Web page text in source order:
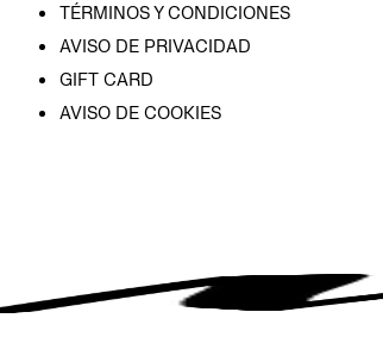
TÉRMINOS Y CONDICIONES
AVISO DE PRIVACIDAD
GIFT CARD
AVISO DE COOKIES